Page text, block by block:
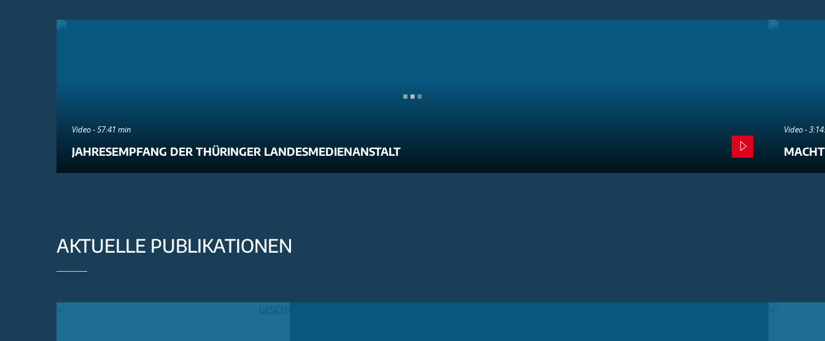
Video - 57:41 min
JAHRESEMPFANG DER THÜRINGER LANDESMEDIENANSTALT
Video -
AKTUELLE PUBLIKATIONEN